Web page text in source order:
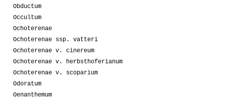
Obductum
Occultum
Ochoterenae
Ochoterenae ssp. vatteri
Ochoterenae v. cinereum
Ochoterenae v. herbsthoferianum
Ochoterenae v. scoparium
Odoratum
Oenanthemum